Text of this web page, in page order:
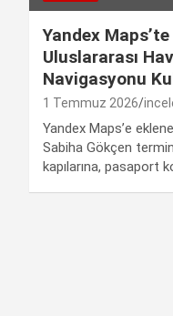
Yandex
Uluslararası
Navigasyonu
1 Temmuz 2026
Yandex Maps’e
Sabiha Gökçen
kapılarına, pasaport